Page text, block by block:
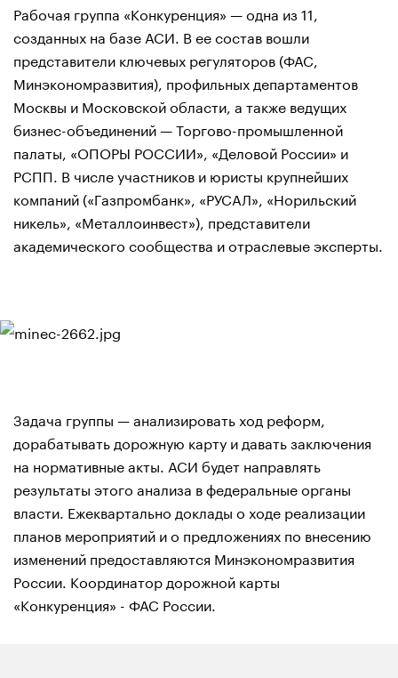
Рабочая группа «Конкуренция» — одна из 11,
созданных на базе АСИ. В ее состав вошли
представители ключевых регуляторов (ФАС,
Минэкономразвития), профильных департаментов
Москвы и Московской области, а также ведущих
бизнес-объединений — Торгово-промышленной
палаты, «ОПОРЫ РОССИИ», «Деловой России» и
РСПП. В числе участников и юристы крупнейших
компаний («Газпромбанк», «РУСАЛ», «Норильский
никель», «Металлоинвест»), представители
академического сообщества и отраслевые эксперты.
Задача группы — анализировать ход реформ,
дорабатывать дорожную карту и давать заключения
на нормативные акты. АСИ будет направлять
результаты этого анализа в федеральные органы
власти. Ежеквартально доклады о ходе реализации
планов мероприятий и о предложениях по внесению
изменений предоставляются Минэкономразвития
России. Координатор дорожной карты
«Конкуренция» - ФАС России.